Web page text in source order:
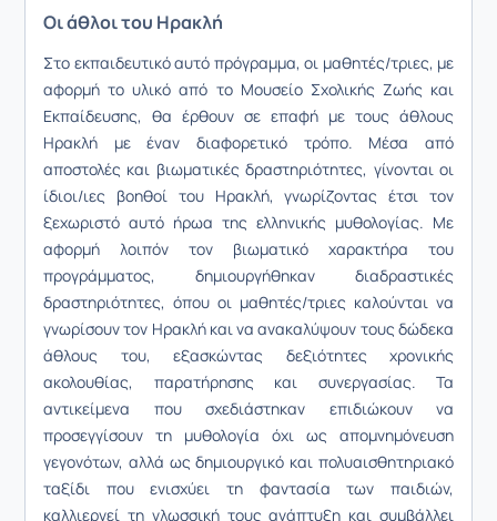
Οι άθλοι του Ηρακλή
Στο εκπαιδευτικό αυτό πρόγραμμα, οι μαθητές/τριες, με
αφορμή το υλικό από το Μουσείο Σχολικής Ζωής και
Εκπαίδευσης, θα έρθουν σε επαφή με τους άθλους
Ηρακλή με έναν διαφορετικό τρόπο. Μέσα από
αποστολές και βιωματικές δραστηριότητες, γίνονται οι
ίδιοι/ιες βοηθοί του Ηρακλή, γνωρίζοντας έτσι τον
ξεχωριστό αυτό ήρωα της ελληνικής μυθολογίας. Με
αφορμή λοιπόν τον βιωματικό χαρακτήρα του
προγράμματος, δημιουργήθηκαν διαδραστικές
δραστηριότητες, όπου οι μαθητές/τριες καλούνται να
γνωρίσουν τον Ηρακλή και να ανακαλύψουν τους δώδεκα
άθλους του, εξασκώντας δεξιότητες χρονικής
ακολουθίας, παρατήρησης και συνεργασίας. Τα
αντικείμενα που σχεδιάστηκαν επιδιώκουν να
προσεγγίσουν τη μυθολογία όχι ως απομνημόνευση
γεγονότων, αλλά ως δημιουργικό και πολυαισθητηριακό
ταξίδι που ενισχύει τη φαντασία των παιδιών,
καλλιεργεί τη γλωσσική τους ανάπτυξη και συμβάλλει